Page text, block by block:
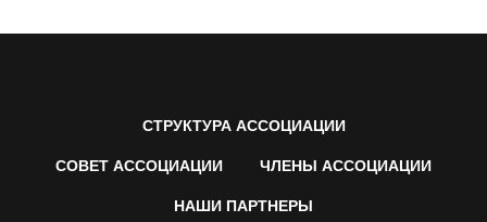
СТРУКТУРА АССОЦИАЦИИ
СОВЕТ АССОЦИАЦИИ ЧЛЕНЫ АССОЦИАЦИИ
НАШИ ПАРТНЕРЫ